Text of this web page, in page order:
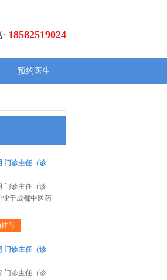
: 18582519024
预约医生
门诊主任（诊
门诊主任（诊
业于成都中医药
号
门诊主任（诊
门诊主任（诊